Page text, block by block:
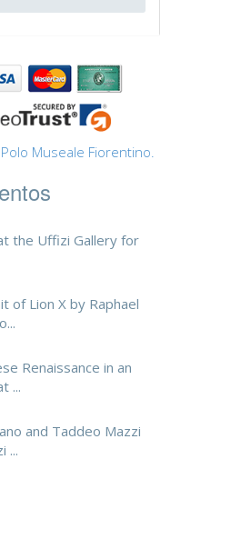
Museale Fiorentino.
the Uffizi Gallery for
of Lion X by Raphael
Renaissance in an
...
and Taddeo Mazzi
...